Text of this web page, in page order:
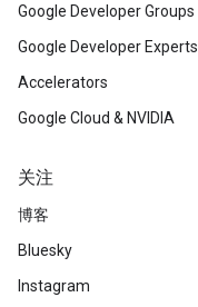
Google Developer Groups
Google Developer Experts
Accelerators
Google Cloud & NVIDIA
关注
博客
Bluesky
Instagram